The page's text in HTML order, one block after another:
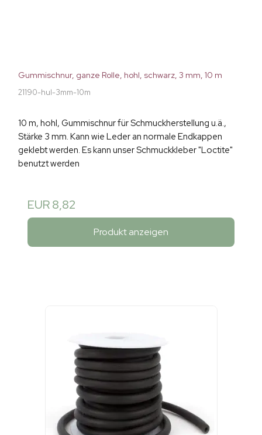
Gummischnur, ganze Rolle, hohl, schwarz, 3 mm, 10 m
21190-hul-3mm-10m
10 m, hohl, Gummischnur für Schmuckherstellung u.ä.,
Stärke 3 mm. Kann wie Leder an normale Endkappen
geklebt werden. Es kann unser Schmuckkleber "Loctite"
benutzt werden
EUR 8,82
Produkt anzeigen